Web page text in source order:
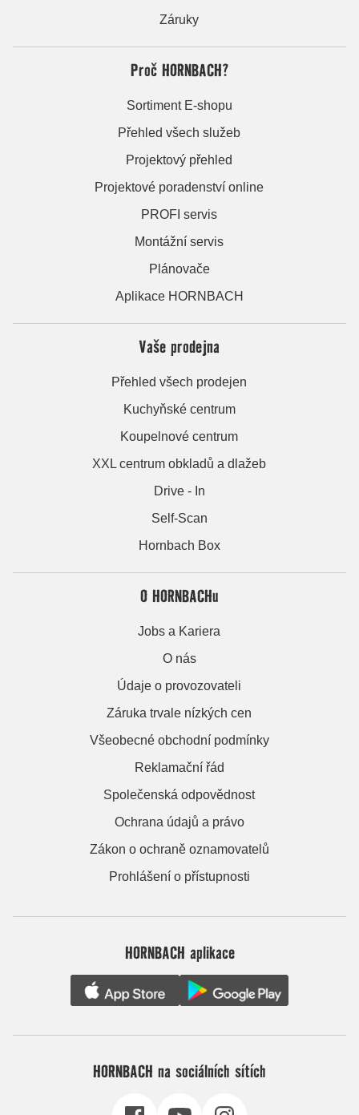
Záruky
Proč HORNBACH?
Sortiment E-shopu
Přehled všech služeb
Projektový přehled
Projektové poradenství online
PROFI servis
Montážní servis
Plánovače
Aplikace HORNBACH
Vaše prodejna
Přehled všech prodejen
Kuchyňské centrum
Koupelnové centrum
XXL centrum obkladů a dlažeb
Drive - In
Self-Scan
Hornbach Box
O HORNBACHu
Jobs a Kariera
O nás
Údaje o provozovateli
Záruka trvale nízkých cen
Všeobecné obchodní podmínky
Reklamační řád
Společenská odpovědnost
Ochrana údajů a právo
Zákon o ochraně oznamovatelů
Prohlášení o přístupnosti
HORNBACH aplikace
HORNBACH na sociálních sítích